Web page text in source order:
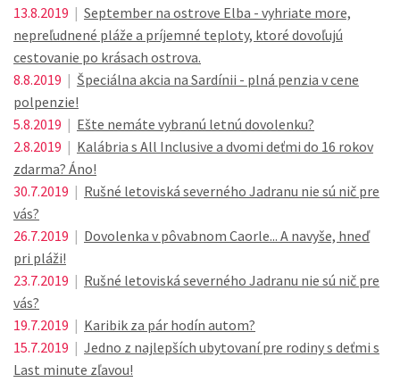
13.8.2019 | September na ostrove Elba - vyhriate more,
nepreľudnené pláže a príjemné teploty, ktoré dovoľujú
cestovanie po krásach ostrova.
8.8.2019 | Špeciálna akcia na Sardínii - plná penzia v cene
polpenzie!
5.8.2019 | Ešte nemáte vybranú letnú dovolenku?
2.8.2019 | Kalábria s All Inclusive a dvomi deťmi do 16 rokov
zdarma? Áno!
30.7.2019 | Rušné letoviská severného Jadranu nie sú nič pre
vás?
26.7.2019 | Dovolenka v pôvabnom Caorle... A navyše, hneď
pri pláži!
23.7.2019 | Rušné letoviská severného Jadranu nie sú nič pre
vás?
19.7.2019 | Karibik za pár hodín autom?
15.7.2019 | Jedno z najlepších ubytovaní pre rodiny s deťmi s
Last minute zľavou!